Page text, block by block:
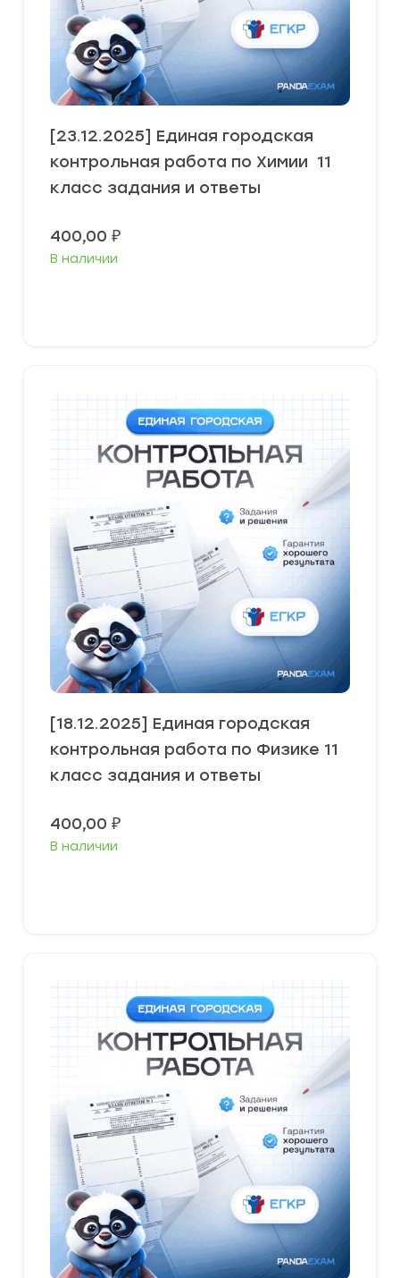
[23.12.2025] Единая городская
контрольная работа по Химии 11
класс задания и ответы
400,00 ₽
В наличии
[18.12.2025] Единая городская
контрольная работа по Физике 11
класс задания и ответы
400,00 ₽
В наличии